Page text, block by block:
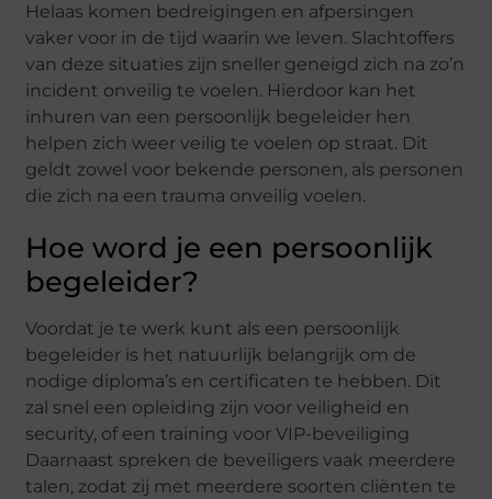
Helaas komen bedreigingen en afpersingen
vaker voor in de tijd waarin we leven. Slachtoffers
van deze situaties zijn sneller geneigd zich na zo’n
incident onveilig te voelen. Hierdoor kan het
inhuren van een persoonlijk begeleider hen
helpen zich weer veilig te voelen op straat. Dit
geldt zowel voor bekende personen, als personen
die zich na een trauma onveilig voelen.
Hoe word je een persoonlijk
begeleider?
Voordat je te werk kunt als een persoonlijk
begeleider is het natuurlijk belangrijk om de
nodige diploma’s en certificaten te hebben. Dit
zal snel een opleiding zijn voor veiligheid en
security, of een training voor VIP-beveiliging
Daarnaast spreken de beveiligers vaak meerdere
talen, zodat zij met meerdere soorten cliënten te